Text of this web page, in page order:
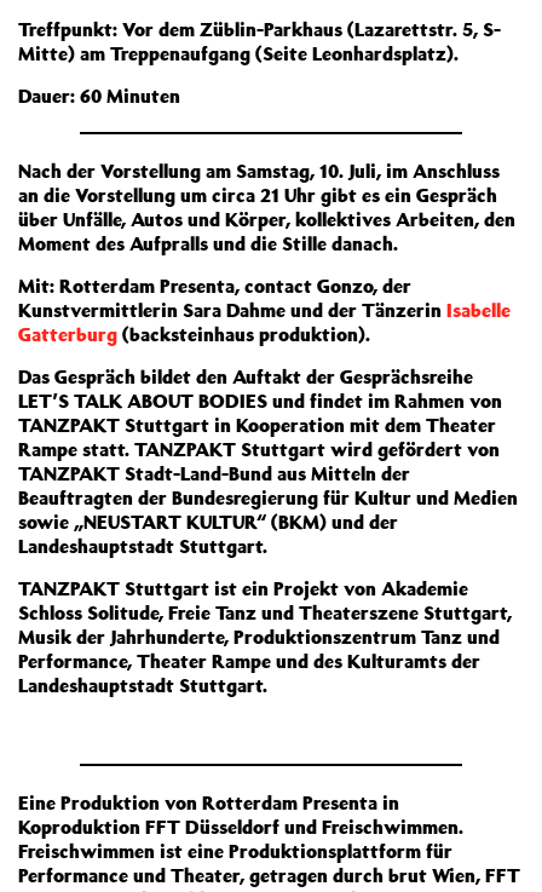
Treffpunkt: Vor dem Züblin-Parkhaus (Lazarettstr. 5, S-
Mitte) am Treppenaufgang (Seite Leonhardsplatz).
Dauer: 60 Minuten
Nach der Vorstellung am Samstag, 10. Juli, im Anschluss
an die Vorstellung um circa 21 Uhr gibt es ein Gespräch
über Unfälle, Autos und Körper, kollektives Arbeiten, den
Moment des Aufpralls und die Stille danach.
Mit: Rotterdam Presenta, contact Gonzo, der
Kunstvermittlerin Sara Dahme und der Tänzerin Isabelle
Gatterburg (backsteinhaus produktion).
Das Gespräch bildet den Auftakt der Gesprächsreihe
LET’S TALK ABOUT BODIES und findet im Rahmen von
TANZPAKT Stuttgart in Kooperation mit dem Theater
Rampe statt. TANZPAKT Stuttgart wird gefördert von
TANZPAKT Stadt-Land-Bund aus Mitteln der
Beauftragten der Bundesregierung für Kultur und Medien
sowie „NEUSTART KULTUR“ (BKM) und der
Landeshauptstadt Stuttgart.
TANZPAKT Stuttgart ist ein Projekt von Akademie
Schloss Solitude, Freie Tanz und Theaterszene Stuttgart,
Musik der Jahrhunderte, Produktionszentrum Tanz und
Performance, Theater Rampe und des Kulturamts der
Landeshauptstadt Stuttgart.
Eine Produktion von Rotterdam Presenta in
Koproduktion FFT Düsseldorf und Freischwimmen.
Freischwimmen ist eine Produktionsplattform für
Performance und Theater, getragen durch brut Wien, FFT